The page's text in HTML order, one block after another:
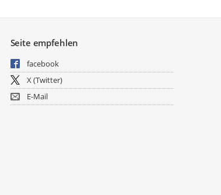
Seite empfehlen
facebook
X (Twitter)
E-Mail